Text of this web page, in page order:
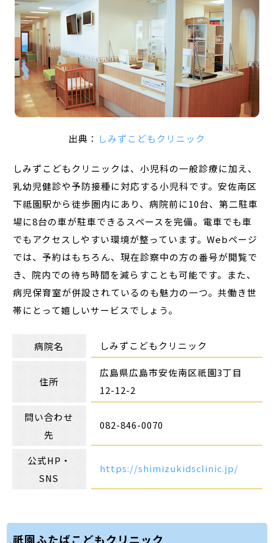
出典： しみずこどもクリニック
しみずこどもクリニックは、小児科の一般診療に加え、
乳幼児健診や予防接種に対応する小児科です。安佐南区
下祗園駅から徒歩圏内にあり、病院前に10台、第二駐車
場に8台の車が駐車できるスペースを完備。電車でも車
でもアクセスしやすい環境が整っています。Webページ
では、予約はもちろん、現在診察中の方の番号が閲覧で
き、院内での待ち時間を減らすことも可能です。また、
病児保育室が併設されているのも魅力の一つ。共働き世
帯にとって嬉しいサービスでしょう。
病院名 しみずこどもクリニック
住所
広島県広島市安佐南区祇園3丁目
12-12-2
問い合わせ
先
082-846-0070
公式HP・
SNS
https://shimizukidsclinic.jp/
祇園ふたばこどもクリニック